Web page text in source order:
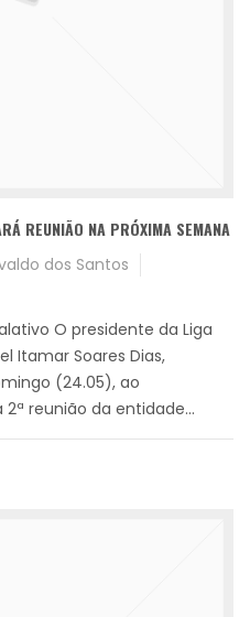
REUNIÃO NA PRÓXIMA SEMANA
dos Santos
O presidente da Liga
Itamar Soares Dias,
(24.05), ao
reunião da entidade...